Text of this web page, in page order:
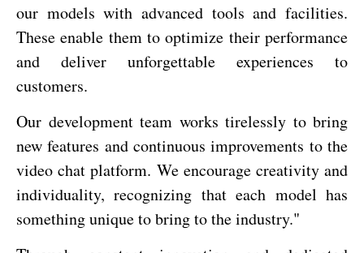
our models with advanced tools and facilities.
These enable them to optimize their performance
and deliver unforgettable experiences to
customers.
Our development team works tirelessly to bring
new features and continuous improvements to the
video chat platform. We encourage creativity and
individuality, recognizing that each model has
something unique to bring to the industry."